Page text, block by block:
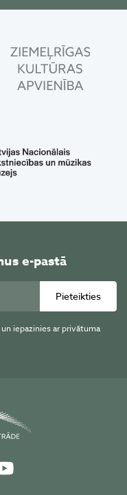
e-pastā
Pieteikties
iepazinies ar privātuma